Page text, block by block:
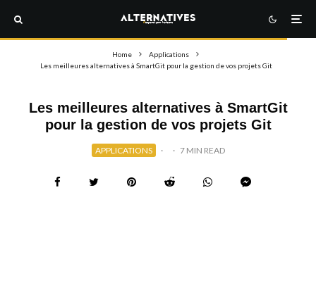
Home
Applications
Les meilleures alternatives à SmartGit pour la gestion de vos projets Git
Les meilleures alternatives à SmartGit
pour la gestion de vos projets Git
APPLICATIONS · · 7 MIN READ